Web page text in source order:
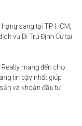
sang tại TP. HCM,
vụ Di Trú Định Cư tại
mang đến cho
tin cậy nhất giúp
và khoản đầu tư